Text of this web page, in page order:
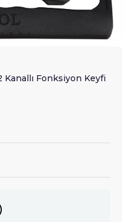
Kanallı Fonksiyon Keyfi